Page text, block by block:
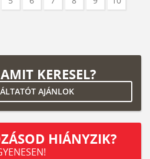
KERESEL?
AJÁNLOK
HIÁNYZIK?